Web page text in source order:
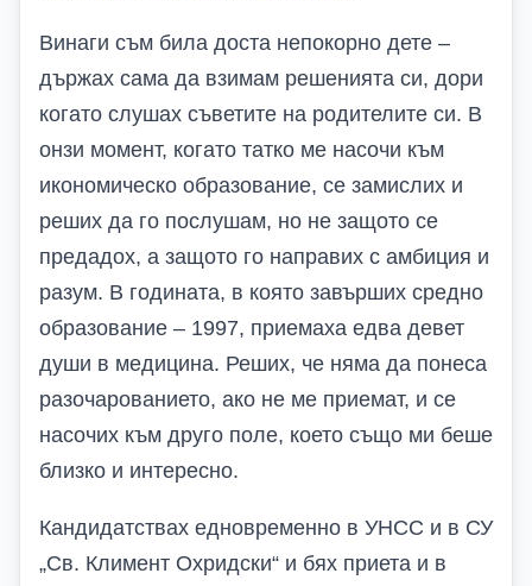
Винаги съм била доста непокорно дете –
държах сама да взимам решенията си, дори
когато слушах съветите на родителите си. В
онзи момент, когато татко ме насочи към
икономическо образование, се замислих и
реших да го послушам, но не защото се
предадох, а защото го направих с амбиция и
разум. В годината, в която завърших средно
образование – 1997, приемаха едва девет
души в медицина. Реших, че няма да понеса
разочарованието, ако не ме приемат, и се
насочих към друго поле, което също ми беше
близко и интересно.
Кандидатствах едновременно в УНСС и в СУ
„Св. Климент Охридски“ и бях приета и в